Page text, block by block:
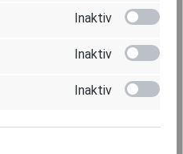
Inaktiv
Inaktiv
Inaktiv